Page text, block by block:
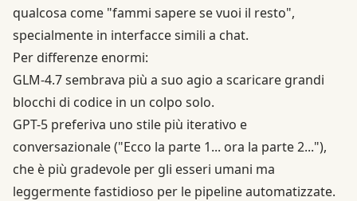
qualcosa come "fammi sapere se vuoi il resto",
specialmente in interfacce simili a chat.
Per differenze enormi:
GLM-4.7 sembrava più a suo agio a scaricare grandi
blocchi di codice in un colpo solo.
GPT-5 preferiva uno stile più iterativo e
conversazionale ("Ecco la parte 1... ora la parte 2..."),
che è più gradevole per gli esseri umani ma
leggermente fastidioso per le pipeline automatizzate.